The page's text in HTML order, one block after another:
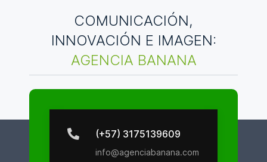
COMUNICACIÓN,
INNOVACIÓN E IMAGEN:
AGENCIA BANANA
(+57) 3175139609
info@agenciabanana.com